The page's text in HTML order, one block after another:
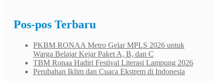
Pos-pos Terbaru
PKBM RONAA Metro Gelar MPLS 2026 untuk
Warga Belajar Kejar Paket A, B, dan C
TBM Ronaa Hadiri Festival Literasi Lampung 2026
Perubahan Iklim dan Cuaca Ekstrem di Indonesia